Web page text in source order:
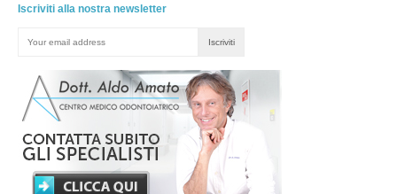
Iscriviti alla nostra newsletter